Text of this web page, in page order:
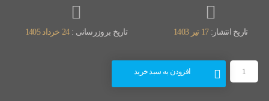
تاریخ انتشار:17 تیر 1403 تاریخ بروزرسانی :24 خرداد 1405
افزودن به سبد خرید